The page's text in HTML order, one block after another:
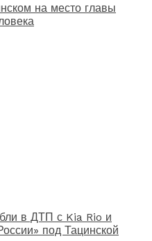
на место главы
в ДТП с Kia Rio и
под Тацинской